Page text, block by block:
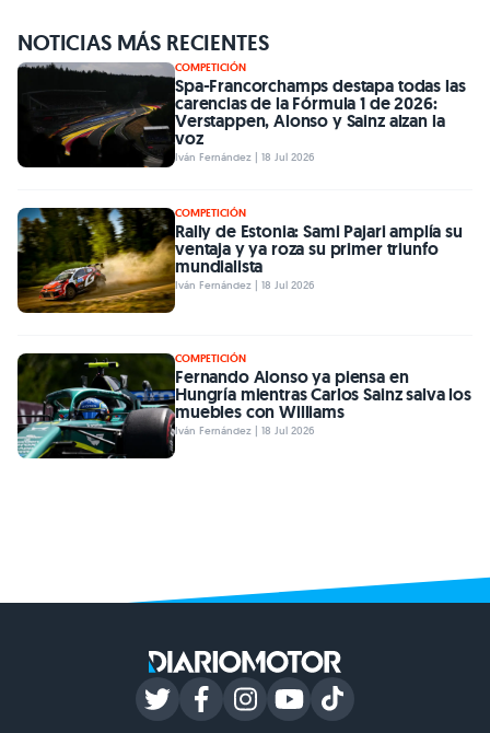
NOTICIAS MÁS RECIENTES
COMPETICIÓN
Spa-Francorchamps destapa todas las
carencias de la Fórmula 1 de 2026:
Verstappen, Alonso y Sainz alzan la
voz
Iván Fernández | 18 Jul 2026
COMPETICIÓN
Rally de Estonia: Sami Pajari amplía su
ventaja y ya roza su primer triunfo
mundialista
Iván Fernández | 18 Jul 2026
COMPETICIÓN
Fernando Alonso ya piensa en
Hungría mientras Carlos Sainz salva los
muebles con Williams
Iván Fernández | 18 Jul 2026